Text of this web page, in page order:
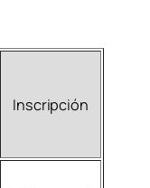
Inscripción